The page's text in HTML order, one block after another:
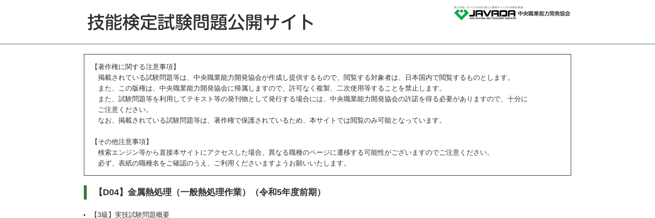
【著作権に関する注意事項】
掲載されている試験問題等は、中央職業能力開発協会が作成し提供するもので、閲覧する対象者は、日本国内で閲覧するものとします。
また、この版権は、中央職業能力開発協会に帰属しますので、許可なく複製、二次使用等することを禁止します。
また、試験問題等を利用してテキスト等の発刊物として発行する場合には、中央職業能力開発協会の許諾を得る必要がありますので、十分に
ご注意ください。
なお、掲載されている試験問題等は、著作権で保護されているため、本サイトでは閲覧のみ可能となっています。
【その他注意事項】
検索エンジン等から直接本サイトにアクセスした場合、異なる職種のページに遷移する可能性がございますのでご注意ください。
必ず、表紙の職種名をご確認のうえ、ご利用くださいますようお願いいたします。
【D04】金属熱処理（一般熱処理作業）（令和5年度前期）
【3級】実技試験問題概要